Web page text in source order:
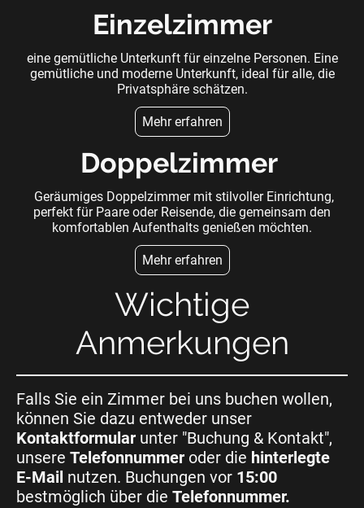
Einzelzimmer
eine gemütliche Unterkunft für einzelne Personen. Eine
gemütliche und moderne Unterkunft, ideal für alle, die
Privatsphäre schätzen.
Mehr erfahren
Doppelzimmer
Geräumiges Doppelzimmer mit stilvoller Einrichtung,
perfekt für Paare oder Reisende, die gemeinsam den
komfortablen Aufenthalts genießen möchten.
Mehr erfahren
Wichtige
Anmerkungen
Falls Sie ein Zimmer bei uns buchen wollen,
können Sie dazu entweder unser
Kontaktformular unter "Buchung & Kontakt",
unsere Telefonnummer oder die hinterlegte
E-Mail nutzen. Buchungen vor 15:00
bestmöglich über die Telefonnummer.